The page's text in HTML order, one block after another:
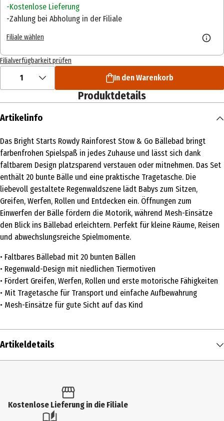
Kostenlose Lieferung
Zahlung bei Abholung in der Filiale
Filiale wählen
Filialverfügbarkeit prüfen
1 In den Warenkorb
Produktdetails
Artikelinfo
Das Bright Starts Rowdy Rainforest Stow & Go Bällebad bringt
farbenfrohen Spielspaß in jedes Zuhause und lässt sich dank
faltbarem Design platzsparend verstauen oder mitnehmen. Das Set
enthält 20 bunte Bälle und eine praktische Tragetasche. Die
liebevoll gestaltete Regenwaldszene lädt Babys zum Sitzen,
Greifen, Werfen, Rollen und Entdecken ein. Öffnungen zum
Einwerfen der Bälle fördern die Motorik, während Mesh-Einsätze
den Blick ins Bällebad erleichtern. Perfekt für kleine Räume, Reisen
und abwechslungsreiche Spielmomente.
• Faltbares Bällebad mit 20 bunten Bällen
• Regenwald-Design mit niedlichen Tiermotiven
• Fördert Greifen, Werfen, Rollen und erste motorische Fähigkeiten
• Mit Tragetasche für Transport und einfache Aufbewahrung
• Mesh-Einsätze für gute Sicht auf das Kind
Artikeldetails
Produkttyp
Kostenlose Lieferung in die Filiale